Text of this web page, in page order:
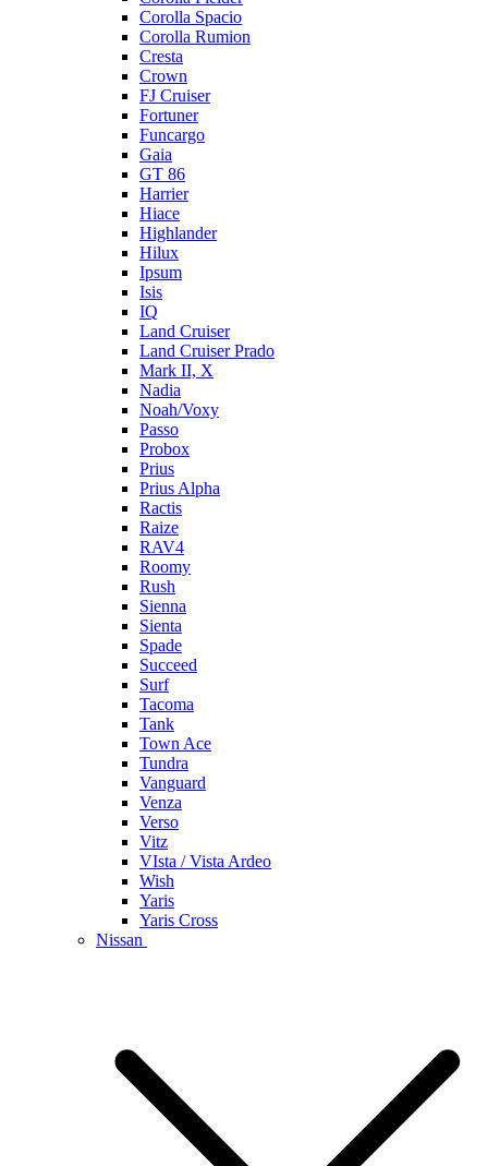
Corolla Spacio
Corolla Rumion
Cresta
Crown
FJ Cruiser
Fortuner
Funcargo
Gaia
GT 86
Harrier
Hiace
Highlander
Hilux
Ipsum
Isis
IQ
Land Cruiser
Land Cruiser Prado
Mark II, X
Nadia
Noah/Voxy
Passo
Probox
Prius
Prius Alpha
Ractis
Raize
RAV4
Roomy
Rush
Sienna
Sienta
Spade
Succeed
Surf
Tacoma
Tank
Town Ace
Tundra
Vanguard
Venza
Verso
Vitz
VIsta / Vista Ardeo
Wish
Yaris
Yaris Cross
Nissan